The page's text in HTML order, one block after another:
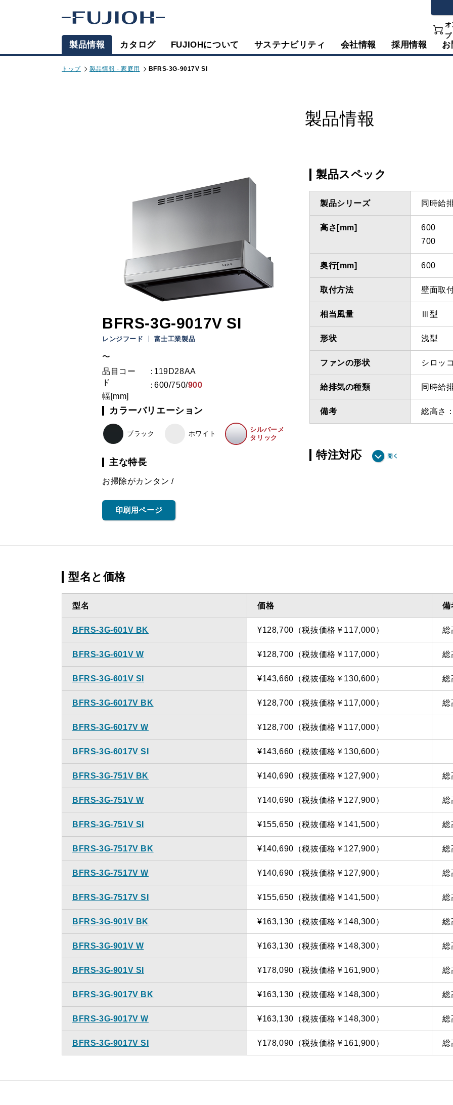
オ
プ
製品情報 カタログ FUJIOHについて サステナビリティ 会社情報 採用情報 お
トップ 製品情報 - 家庭用 BFRS-3G-9017V SI
製品情報
BFRS-3G-9017V SI
レンジフード 富士工業製品
〜
品目コー
ド
119D28AA
幅[mm]
600/750/900
カラーバリエーション
ブラック ホワイト
シルバーメ
タリック
主な特長
お掃除がカンタン
印刷用ページ
製品スペック
製品シリーズ 同時給
高さ[mm]
600
700
奥行[mm] 600
取付方法 壁面取
相当風量 Ⅲ型
形状 浅型
ファンの形状 シロッコ
給排気の種類 同時給
備考 総高さ
特注対応
型名と価格
型名 価格 備
BFRS-3G-601V BK ¥128,700（税抜価格￥117,000） 総
BFRS-3G-601V W ¥128,700（税抜価格￥117,000） 総
BFRS-3G-601V SI ¥143,660（税抜価格￥130,600） 総
BFRS-3G-6017V BK ¥128,700（税抜価格￥117,000） 総
BFRS-3G-6017V W ¥128,700（税抜価格￥117,000）
BFRS-3G-6017V SI ¥143,660（税抜価格￥130,600）
BFRS-3G-751V BK ¥140,690（税抜価格￥127,900） 総
BFRS-3G-751V W ¥140,690（税抜価格￥127,900） 総
BFRS-3G-751V SI ¥155,650（税抜価格￥141,500） 総
BFRS-3G-7517V BK ¥140,690（税抜価格￥127,900） 総
BFRS-3G-7517V W ¥140,690（税抜価格￥127,900） 総
BFRS-3G-7517V SI ¥155,650（税抜価格￥141,500） 総
BFRS-3G-901V BK ¥163,130（税抜価格￥148,300） 総
BFRS-3G-901V W ¥163,130（税抜価格￥148,300） 総
BFRS-3G-901V SI ¥178,090（税抜価格￥161,900） 総
BFRS-3G-9017V BK ¥163,130（税抜価格￥148,300） 総
BFRS-3G-9017V W ¥163,130（税抜価格￥148,300） 総
BFRS-3G-9017V SI ¥178,090（税抜価格￥161,900） 総